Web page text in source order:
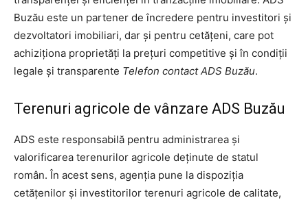
Buzău este un partener de încredere pentru investitori şi
dezvoltatori imobiliari, dar şi pentru cetăţeni, care pot
achiziţiona proprietăţi la preţuri competitive şi în condiţii
legale şi transparente Telefon contact ADS Buzău.
Terenuri agricole de vânzare ADS Buzău
ADS este responsabilă pentru administrarea şi
valorificarea terenurilor agricole deţinute de statul
român. În acest sens, agenţia pune la dispoziţia
cetăţenilor şi investitorilor terenuri agricole de calitate,